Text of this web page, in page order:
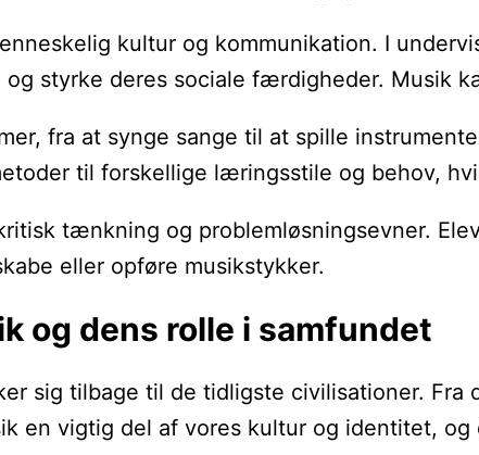
kultur og kommunikation. I
og styrke deres sociale færdigheder.
fra at synge sange til at spille
til forskellige læringsstile og behov,
tænkning og problemløsningsevner.
eller opføre musikstykker.
og dens rolle i samfundet
sig tilbage til de tidligste civilisationer.
en vigtig del af vores kultur og identitet, og